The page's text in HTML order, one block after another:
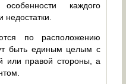
каждого
по расположению
быть единым целым с
или правой стороны, а